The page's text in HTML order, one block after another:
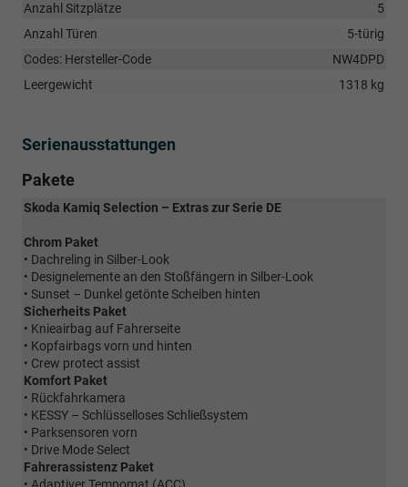
Anzahl Sitzplätze
5
Anzahl Türen
5-türig
Codes: Hersteller-Code
NW4DPD
Leergewicht
1318 kg
Serienausstattungen
Pakete
Skoda Kamiq Selection – Extras zur Serie DE
Chrom Paket
• Dachreling in Silber-Look
• Designelemente an den Stoßfängern in Silber-Look
• Sunset – Dunkel getönte Scheiben hinten
Sicherheits Paket
• Knieairbag auf Fahrerseite
• Kopfairbags vorn und hinten
• Crew protect assist
Komfort Paket
• Rückfahrkamera
• KESSY – Schlüsselloses Schließsystem
• Parksensoren vorn
• Drive Mode Select
Fahrerassistenz Paket